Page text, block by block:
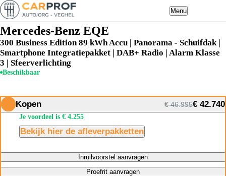
Menu
Mercedes-Benz EQE
300 Business Edition 89 kWh Accu | Panorama - Schuifdak |
Smartphone Integratiepakket | DAB+ Radio | Alarm Klasse
3 | Sfeerverlichting
Beschikbaar
Kopen € 46.995€ 42.740
Je voordeel is € 4.255
Bekijk hier de afleverpakketten
Inruilvoorstel aanvragen
Proefrit aanvragen